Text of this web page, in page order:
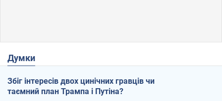
Думки
Збіг інтересів двох цинічних гравців чи
таємний план Трампа і Путіна?